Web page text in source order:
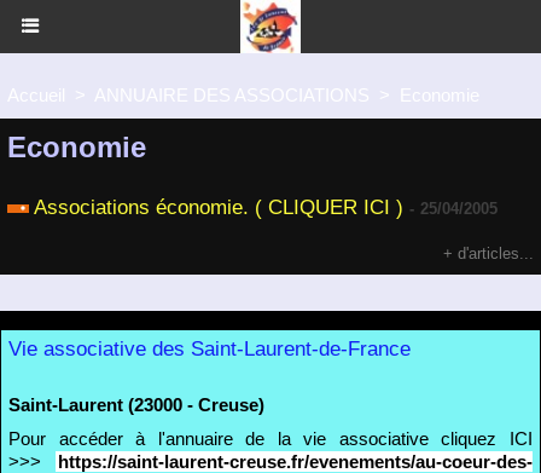
Economie
Associations économie. ( CLIQUER ICI ) - 25/04/2005
+ d'articles...
Vie associative des Saint-Laurent-de-France
Saint-Laurent (23000 - Creuse)
Pour accéder à l'annuaire de la vie associative cliquez ICI
>>>
https://saint-laurent-creuse.fr/evenements/au-coeur-des-